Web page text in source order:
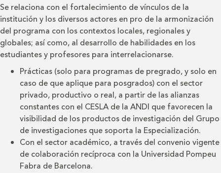
Se relaciona con el fortalecimiento de vínculos de la
institución y los diversos actores en pro de la armonización
del programa con los contextos locales, regionales y
globales; así como, al desarrollo de habilidades en los
estudiantes y profesores para interrelacionarse.
Prácticas (solo para programas de pregrado, y solo en
caso de que aplique para posgrados) con el sector
privado, productivo o real, a partir de las alianzas
constantes con el CESLA de la ANDI que favorecen la
visibilidad de los productos de investigación del Grupo
de investigaciones que soporta la Especialización.
Con el sector académico, a través del convenio vigente
de colaboración recíproca con la Universidad Pompeu
Fabra de Barcelona.